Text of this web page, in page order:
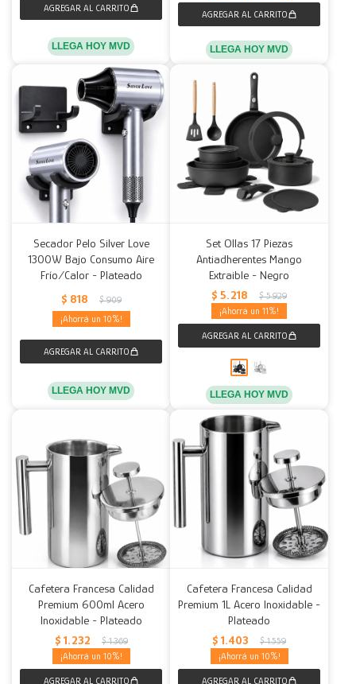
LLEGA HOY MVD LLEGA HOY MVD
Secador Pelo Silver Love
1300W Bajo Consumo Aire
Frío/Calor - Plateado
$ 818 $ 909
10
LLEGA HOY MVD
Set Ollas 17 Piezas
Antiadherentes Mango
Extraible - Negro
$ 5.218 $ 5.929
11
LLEGA HOY MVD
Cafetera Francesa Calidad
Premium 600ml Acero
Inoxidable - Plateado
$ 1.232 $ 1.369
10
Cafetera Francesa Calidad
Premium 1L Acero Inoxidable -
Plateado
$ 1.403 $ 1.559
10